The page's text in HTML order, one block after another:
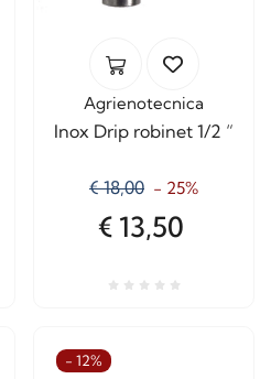
Agrienotecnica
Inox Drip robinet 1/2 “
€ 18,00 - 25%
€ 13,50
- 12%